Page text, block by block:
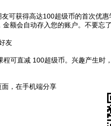
可获得高达100超级币的首次优
额会自动存入您的账户。不要忘
友
程可直减 100超级币。兴趣产生时
，在手机端分享